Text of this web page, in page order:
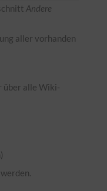
Andere
aller vorhanden
über alle Wiki-